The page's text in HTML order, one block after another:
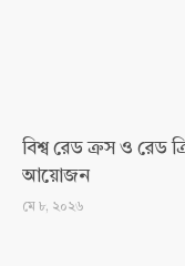
বিশ্ব রেড ক্রস ও রেড
আয়োজন
মে ৮, ২০২৬